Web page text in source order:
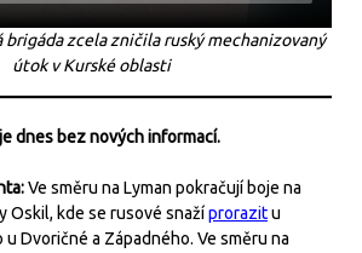
brigáda zcela zničila ruský mechanizovaný
útok v Kurské oblasti
dnes bez nových informací.
Ve směru na Lyman pokračují boje na
Oskil, kde se rusové snažíprorazitu
Dvoričné a Západného. Ve směru na